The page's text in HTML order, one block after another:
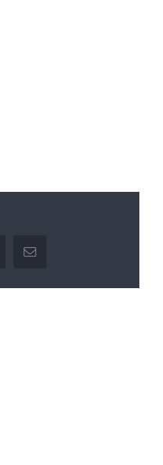
pinterestEmail